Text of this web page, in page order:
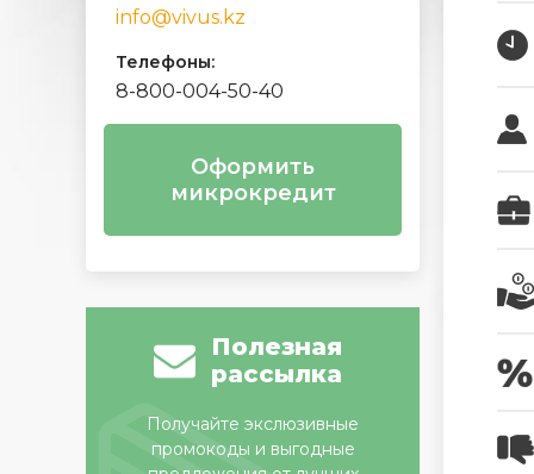
info@vivus.kz
Телефоны:
8-800-004-50-40
Оформить
микрокредит
Полезная
рассылка
Получайте экслюзивные
промокоды и выгодные